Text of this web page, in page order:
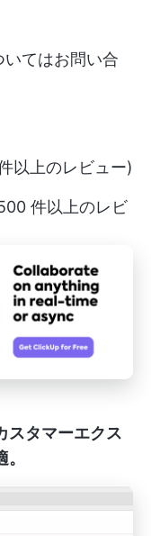
いてはお問い合
以上のレビュー)
件以上のレビ
スタマーエクス